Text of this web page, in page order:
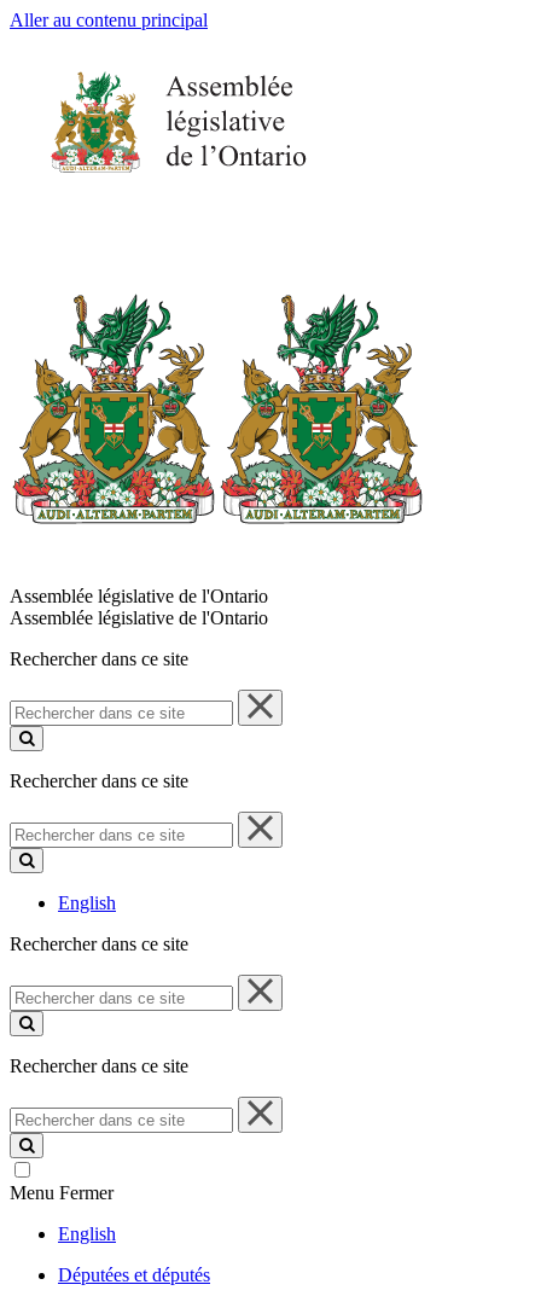
Aller au contenu principal
Assemblée législative de l'Ontario
Assemblée législative de l'Ontario
Rechercher dans ce site
Rechercher
dans
ce
Rechercher dans ce site
Rechercher
dans
ce
English
Rechercher dans ce site
Rechercher
dans
ce
Rechercher dans ce site
Rechercher
dans
ce
site
Menu Fermer
English
Députées et députés